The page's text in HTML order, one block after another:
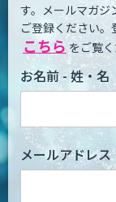
す。 メールマガジ
ご登録ください。
こちら をご覧く
お名前 - 姓・名
メールアドレス